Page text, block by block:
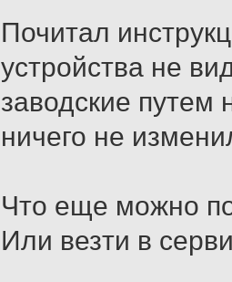
Почитал
устройства не
заводские путем
ничего не
Что еще можно
Или везти в